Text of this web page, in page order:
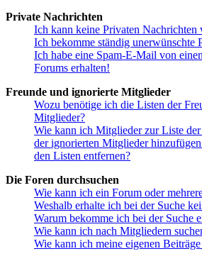
Private Nachrichten
Ich kann keine Privaten Nachrichten
Ich bekomme ständig unerwünschte
Ich habe eine Spam-E-Mail von
Forums erhalten!
Freunde und ignorierte Mitglieder
Wozu benötige ich die Listen der
Mitglieder?
Wie kann ich Mitglieder zur Liste
der ignorierten Mitglieder
den Listen entfernen?
Die Foren durchsuchen
Wie kann ich ein Forum oder
Weshalb erhalte ich bei der Suche
Warum bekomme ich bei der Suche
Wie kann ich nach Mitgliedern
Wie kann ich meine eigenen